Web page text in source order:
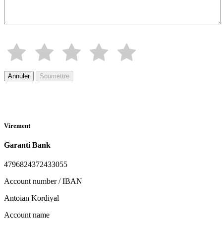
Annuler Soumettre
Virement
Garanti Bank
4796824372433055
Account number / IBAN
Antoian Kordiyal
Account name